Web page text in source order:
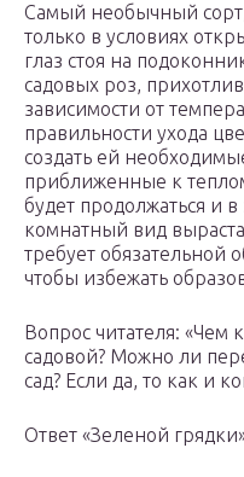
Самый необычный
только в условиях
глаз стоя на
садовых роз,
зависимости от
правильности ухода
создать ей
приближенные к
будет продолжаться и
комнатный вид
требует обязательной
чтобы избежать
Вопрос читателя: «Чем
садовой? Можно ли
сад? Если да, то как и
Ответ «Зеленой